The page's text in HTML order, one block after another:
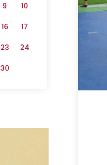
9 10
16 17
23 24
30